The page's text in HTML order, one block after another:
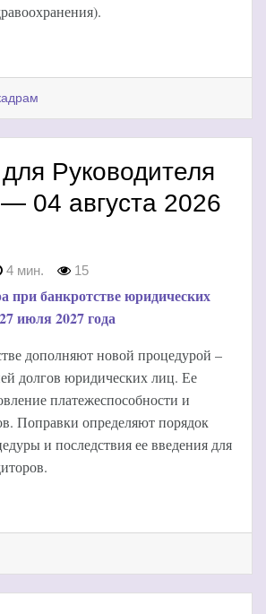
Руководителя
04 августа 2026
4 мин.
15
при банкротстве юридических
июля 2027 года
дополняют новой процедурой –
долгов юридических лиц. Ее
платежеспособности и
Поправки определяют порядок
и последствия ее введения для